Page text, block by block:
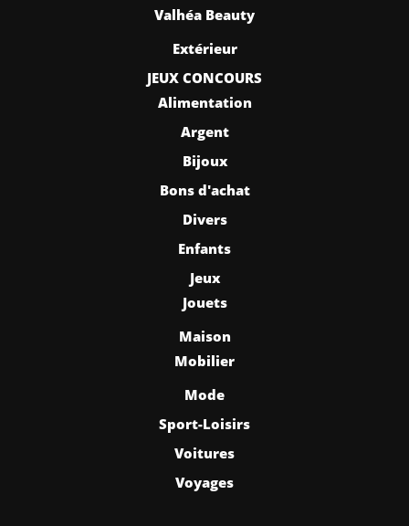
Valhéa Beauty
Extérieur
JEUX CONCOURS
Alimentation
Argent
Bijoux
Bons d'achat
Divers
Enfants
Jeux
Jouets
Maison
Mobilier
Mode
Sport-Loisirs
Voitures
Voyages